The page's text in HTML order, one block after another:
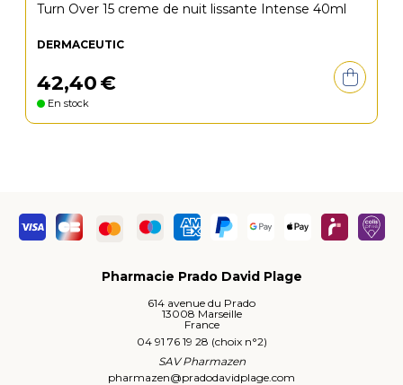
Turn Over 15 creme de nuit lissante Intense 40ml
DERMACEUTIC
42,40€
En stock
Pharmacie Prado David Plage
614 avenue du Prado
13008 Marseille
France
04 91 76 19 28 (choix n°2)
SAV Pharmazen
pharmazen@pradodavidplage.com